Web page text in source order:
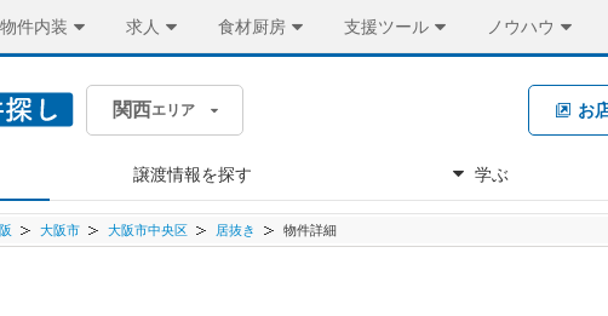
物件内装 求人 食材厨房 支援ツール ノウハウ
関西エリア お
譲渡情報を探す 学ぶ
大阪市 大阪市中央区 居抜き 物件詳細